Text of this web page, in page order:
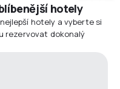
hotely
hotely a vyberte si
rezervovat dokonalý